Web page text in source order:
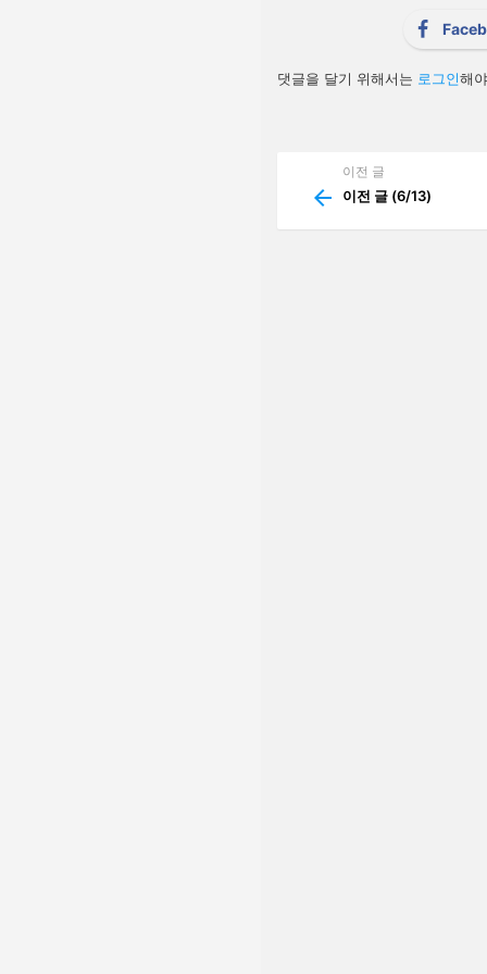
답
글
댓글을 달기 위해서는 로그인해
more
이전 글
이전 글 (6/13)